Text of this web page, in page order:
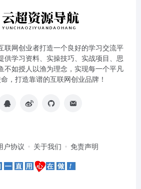
联网创业者打造一个良好的学习交流平
供学习资料、实操技巧、实战项目、思
不如授人以渔为理念，实现每一个平凡
，打造靠谱的互联网创业品牌！
户协议 关于我们 免责声明